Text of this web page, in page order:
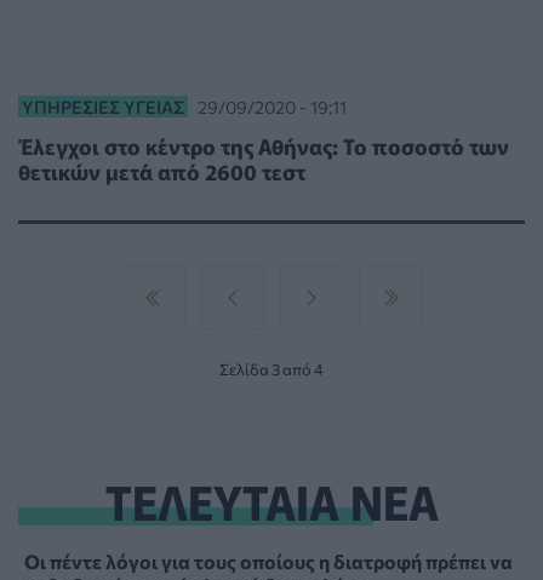
ΥΠΗΡΕΣΊΕΣ ΥΓΕΊΑΣ 29/09/2020 - 19:11
Έλεγχοι στο κέντρο της Αθήνας: Το ποσοστό των
θετικών μετά από 2600 τεστ
Σελίδα 3 από 4
ΤΕΛΕΥΤΑΙΑ ΝΕΑ
Οι πέντε λόγοι για τους οποίους η διατροφή πρέπει να